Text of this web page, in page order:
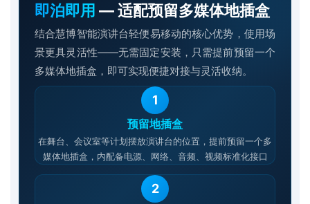
即泊即用 — 适配预留多媒体地插盒
结合慧博智能演讲台轻便易移动的核心优势，使用场
景更具灵活性——无需固定安装，只需提前预留一个
多媒体地插盒，即可实现便捷对接与灵活收纳。
1
预留地插盒
在舞台、会议室等计划摆放演讲台的位置，提前预留一个多
媒体地插盒，内配备电源、网络、音频、视频标准化接口
2